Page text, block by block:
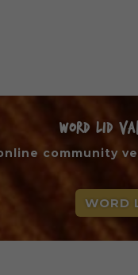
WORD LID
community
WORD